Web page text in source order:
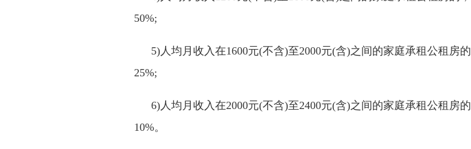
50%;
5)人均月收入在1600元(不含)至2000元(含)之间的家庭承租公租房
25%;
6)人均月收入在2000元(不含)至2400元(含)之间的家庭承租公租房
10%。